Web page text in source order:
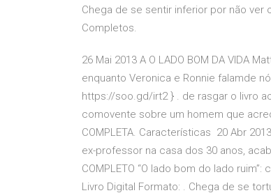
Chega de se sentir inferior por não
Completos.
26 Mai 2013 A O LADO BOM DA VIDA
enquanto Veronica e Ronnie falamde
https://soo.gd/irt2 } . de rasgar o livro
comovente sobre um homem que
COMPLETA. Características 20 Abr
ex-professor na casa dos 30 anos,
COMPLETO “O lado bom do lado
Livro Digital Formato: . Chega de se